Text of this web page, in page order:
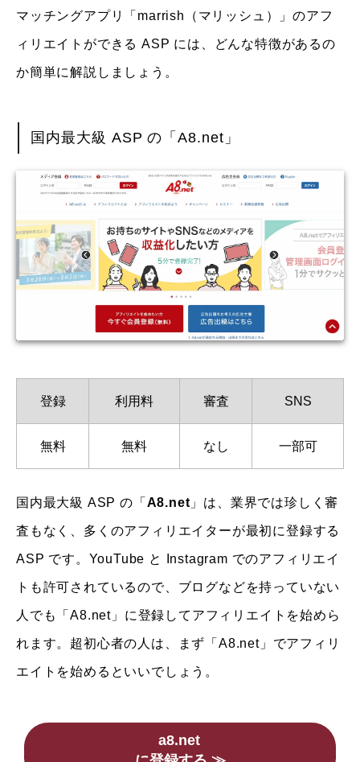
マッチングアプリ「marrish（マリッシュ）」のアフ
ィリエイトができる ASP には、どんな特徴があるの
か簡単に解説しましょう。
国内最大級 ASP の「A8.net」
登録 利用料 審査 SNS
無料 無料 なし 一部可
国内最大級 ASP の「 A8.net」は、業界では珍しく審
査もなく、多くのアフィリエイターが最初に登録する
ASP です。YouTube と Instagram でのアフィリエイ
トも許可されているので、ブログなどを持っていない
人でも「A8.net」に登録してアフィリエイトを始めら
れます。超初心者の人は、まず「A8.net」でアフィリ
エイトを始めるといいでしょう。
a8.net